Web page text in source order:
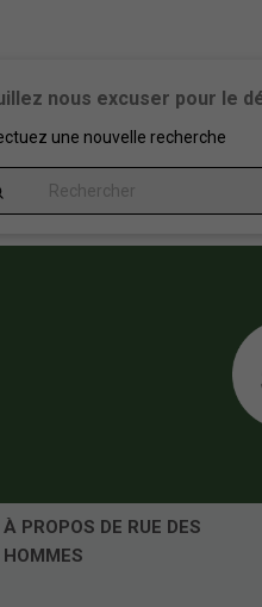
nous excuser pour le
une nouvelle recherche
À PROPOS DE RUE DES
HOMMES